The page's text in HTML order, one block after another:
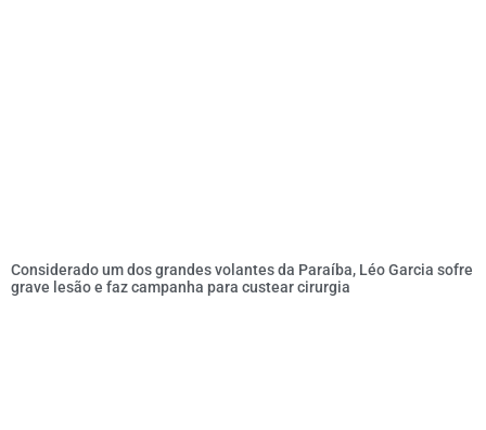
Considerado um dos grandes volantes da Paraíba, Léo Garcia sofre
grave lesão e faz campanha para custear cirurgia